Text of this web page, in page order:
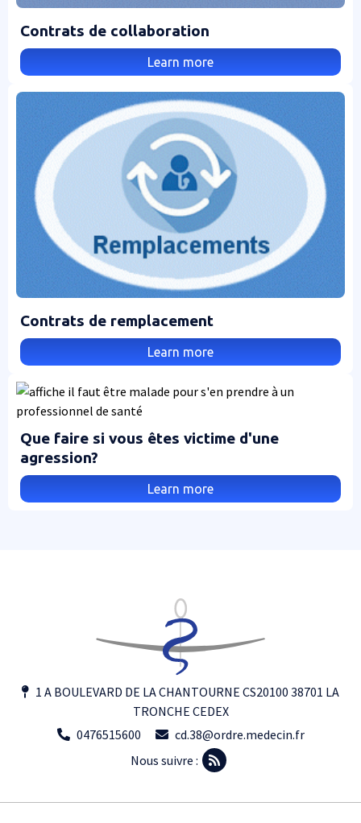
Contrats de collaboration
Learn more
Contrats de remplacement
Learn more
Que faire si vous êtes victime d'une
agression?
Learn more
1 A BOULEVARD DE LA CHANTOURNE CS20100 38701 LA
TRONCHE CEDEX
0476515600
cd.38@ordre.medecin.fr
Nous suivre :